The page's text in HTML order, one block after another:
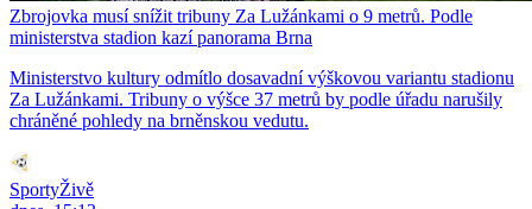
Zbrojovka musí snížit tribuny Za Lužánkami o 9 metrů. Podle
ministerstva stadion kazí panorama Brna
Ministerstvo kultury odmítlo dosavadní výškovou variantu stadionu
Za Lužánkami. Tribuny o výšce 37 metrů by podle úřadu narušily
chráněné pohledy na brněnskou vedutu.
SportyŽivě